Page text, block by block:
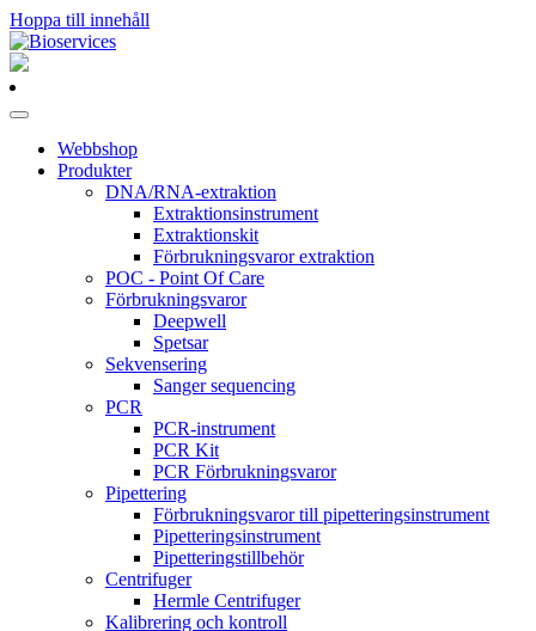
Hoppa till innehåll
Huvudnavigering
Webbshop
Produkter
DNA/RNA-extraktion
Extraktionsinstrument
Extraktionskit
Förbrukningsvaror extraktion
POC - Point Of Care
Förbrukningsvaror
Deepwell
Spetsar
Sekvensering
Sanger sequencing
PCR
PCR-instrument
PCR Kit
PCR Förbrukningsvaror
Pipettering
Förbrukningsvaror till pipetteringsinstrument
Pipetteringsinstrument
Pipetteringstillbehör
Centrifuger
Hermle Centrifuger
Kalibrering och kontroll